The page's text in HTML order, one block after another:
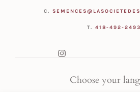
C.
T. 418-492-2493
Choose your